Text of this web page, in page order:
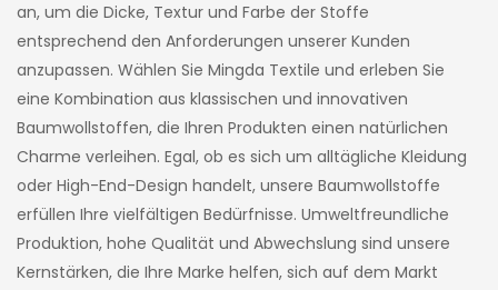
an, um die Dicke, Textur und Farbe der Stoffe
entsprechend den Anforderungen unserer Kunden
anzupassen. Wählen Sie Mingda Textile und erleben Sie
eine Kombination aus klassischen und innovativen
Baumwollstoffen, die Ihren Produkten einen natürlichen
Charme verleihen. Egal, ob es sich um alltägliche Kleidung
oder High-End-Design handelt, unsere Baumwollstoffe
erfüllen Ihre vielfältigen Bedürfnisse. Umweltfreundliche
Produktion, hohe Qualität und Abwechslung sind unsere
Kernstärken, die Ihre Marke helfen, sich auf dem Markt